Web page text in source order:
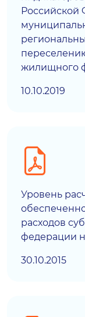
Российской
жилищного
10.10.2019
Уровень
расходов
федерации
30.10.2015